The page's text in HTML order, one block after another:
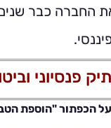
החברה כבר
פנסיוני
הכפתור "הוספת